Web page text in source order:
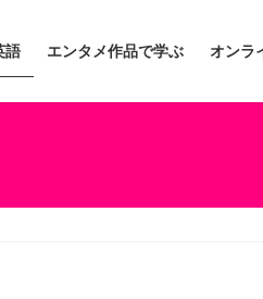
語 エンタメ作品で学ぶ オンラ